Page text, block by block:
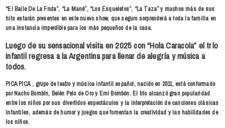
“El Baile De La Fruta”, “La Mané”, “Los Esqueletos”, “La Taza” y muchos más de sus
hits estarán presentes en este nuevo show, que seguro sorprenderá a toda la familia en
una instancia imperdible para los más pequeños de la casa.
Luego de su sensacional visita en 2025 con “Hola Caracola” el trío
infantil regresa a la Argentina para llenar de alegría y música a
todos.
PICA PICA, grupo de teatro y música infantil español, nacido en 2011, está conformado
por Nacho Bombín, Belén Pelo de Oro y Emi Bombón. El trío alcanzó gran popularidad
entre los niños por sus divertidos espectáculos y la interpretación de canciones clásicas
infantiles, además de humor y juegos que fomentan la creatividad y las habilidades de
los niños.